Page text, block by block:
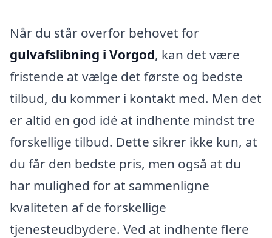
Når du står overfor behovet for
gulvafslibning i Vorgod, kan det være
fristende at vælge det første og bedste
tilbud, du kommer i kontakt med. Men det
er altid en god idé at indhente mindst tre
forskellige tilbud. Dette sikrer ikke kun, at
du får den bedste pris, men også at du
har mulighed for at sammenligne
kvaliteten af de forskellige
tjenesteudbydere. Ved at indhente flere